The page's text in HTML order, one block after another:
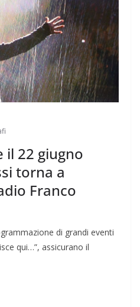
il 22 giugno
torna a
Franco
di grandi eventi
qui…”, assicurano il